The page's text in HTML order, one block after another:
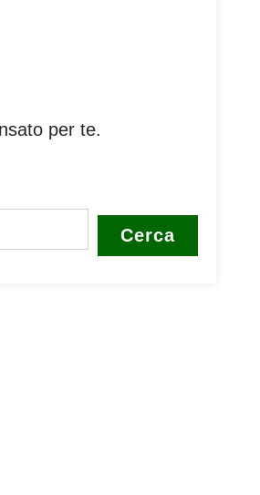
per te.
Cerca